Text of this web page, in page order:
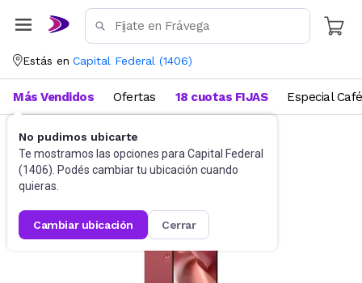
Estás en Capital Federal (1406)
No pudimos ubicarte
Te mostramos las opciones para Capital Federal
(1406). Podés cambiar tu ubicación cuando
quieras.
cambiar ubicación cerrar
Más Vendidos Ofertas 18 cuotas FIJAS Especial Café
Celulares Celulares Liberados